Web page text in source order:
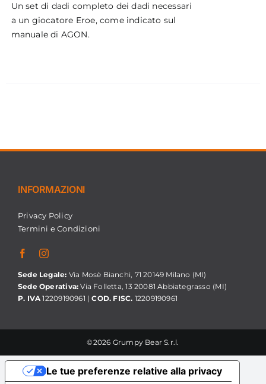
Un set di dadi completo dei dadi necessari
a un giocatore Eroe, come indicato sul
manuale di AGON.
INFORMAZIONI
Privacy Policy
Termini e Condizioni
Sede Legale: Via Mosè Bianchi, 71 20149 Milano (MI)
Sede Operativa: Via Folletta, 13 20081 Abbiategrasso (MI)
P. IVA 12209190961 |COD. FISC. 12209190961
©2026 Grumpy Bear S.r.l.
Le tue preferenze relative alla privacy